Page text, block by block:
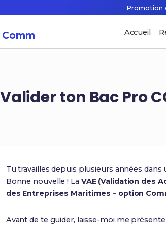
Promotion
Comm Accueil
Valider ton Bac Pro
Tu travailles depuis plusieurs années dans
Bonne nouvelle ! La VAE (Validation des
des Entreprises Maritimes – option
Avant de te guider, laisse-moi me